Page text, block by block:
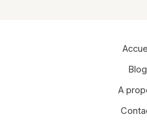
Blog
A